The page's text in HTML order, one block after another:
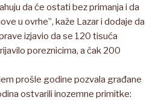
da će ostati bez primanja i da
u ovrhe”, kaže Lazar i dodaje da
izjavio da se 120 tisuća
poreznicima, a čak 200
prošle godine pozvala građane
ostvarili inozemne primitke: